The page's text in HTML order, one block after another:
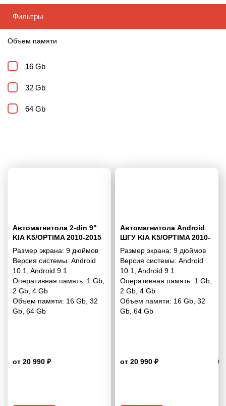
Фильтры
Объем памяти
16 Gb
32 Gb
64 Gb
Автомагнитола 2-din 9"
KIA K5/OPTIMA 2010-2015
Размер экрана: 9 дюймов
Версия системы: Android
10.1
Android 9.1
Оперативная память: 1 Gb
2 Gb 4 Gb
Объем памяти: 16 Gb 32
Gb 64 Gb
от 20 990 ₽ 4.9
Автомагнитола Android
ШГУ KIA K5/OPTIMA 2010-
2015 9"
Размер экрана: 9 дюймов
Версия системы: Android
10.1
,Android 9.1
Оперативная память: 1 Gb
2 Gb ,4 Gb
Объем памяти: 16 Gb ,32
Gb ,64 Gb
от 20 990 ₽